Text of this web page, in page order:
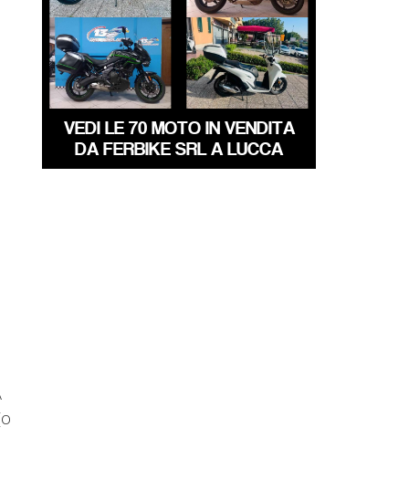
KAWASAKI
VERSYS
€ 5.890 €
HONDA SH
€ 3.790 €
VEDI LE 70 MOTO IN VENDITA
DA FERBIKE SRL A LUCCA